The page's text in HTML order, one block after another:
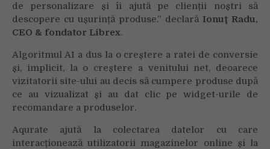
de personalizare și îi ajută pe clienții noștri să
descopere cu ușurință produse.” declară Ionuţ Radu,
CEO & fondator Librex.
Algoritmul AI a dus la o creștere a ratei de conversie
și, implicit, la o creștere a venitului net, deoarece
vizitatorii site-ului au decis să cumpere produse după
ce au vizualizat și au dat clic pe widget-urile de
recomandare a produselor.
Aqurate ajută la colectarea datelor cu care
interacționează utilizatorii magazinelor online și la